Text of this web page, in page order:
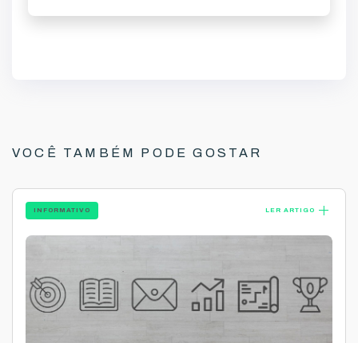
VOCÊ TAMBÉM PODE GOSTAR
INFORMATIVO LER ARTIGO add